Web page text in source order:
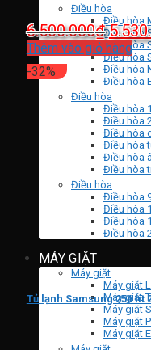
Điều hòa
Điều hòa
Điều hòa
Điều hòa
Điều hòa
Điều hòa
Điều hòa
Điều hòa
Điều hòa
Điều hòa
Điều hòa
Điều hòa
Điều hòa
Điều hòa
Điều hòa
Điều hòa
Điều hòa
Điều hòa
Điều hòa
MÁY GIẶT
Máy giặt
Máy giặt
Máy giặt
Máy giặt
Máy giặt
Máy giặt
6.500.000₫Giá
gốc
là:
Thêm vào giỏ hàng
-32%
Tủ lạnh Samsung 256 lít